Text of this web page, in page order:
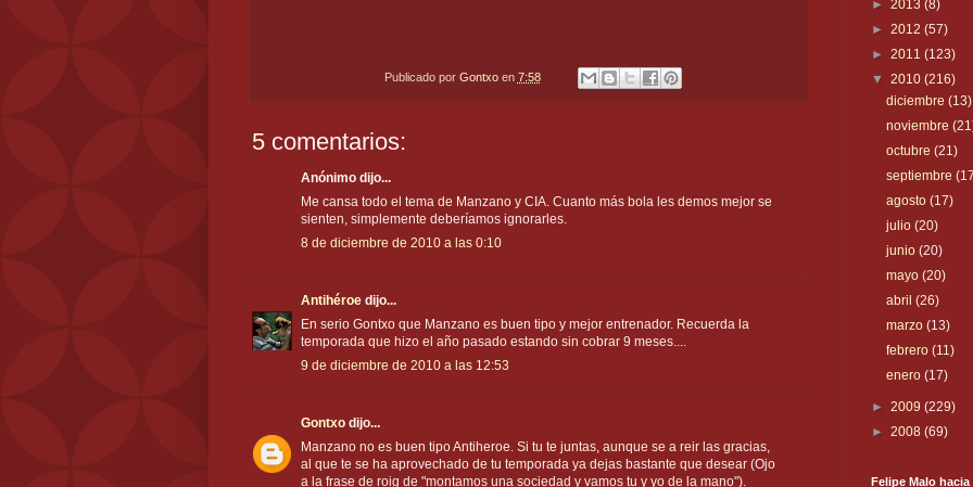
Publicado por Gontxo en 7:58
5 comentarios:
Anónimo dijo...
Me cansa todo el tema de Manzano y CIA. Cuanto más bola les demos mejor se
sienten, simplemente deberíamos ignorarles.
8 de diciembre de 2010 a las 0:10
Antihéroe dijo...
En serio Gontxo que Manzano es buen tipo y mejor entrenador. Recuerda la
temporada que hizo el año pasado estando sin cobrar 9 meses....
9 de diciembre de 2010 a las 12:53
Gontxo dijo...
Manzano no es buen tipo Antiheroe. Si tu te juntas, aunque se a reir las gracias,
al que te se ha aprovechado de tu temporada ya dejas bastante que desear (Ojo
a la frase de roig de "montamos una sociedad y vamos tu y yo de la mano").
► 2013 (8)
► 2012 (57)
► 2011 (123)
▼ 2010 (216)
diciembre(13)
noviembre
octubre(21)
septiembre
agosto(17)
julio(20)
junio(20)
mayo(20)
abril(26)
marzo(13)
febrero(11)
enero(17)
► 2009 (229)
► 2008 (69)
Felipe Malo